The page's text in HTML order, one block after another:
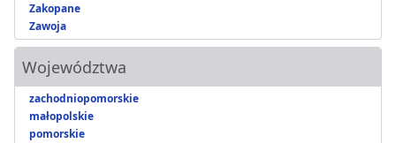
Zakopane
Zawoja
Województwa
zachodniopomorskie
małopolskie
pomorskie